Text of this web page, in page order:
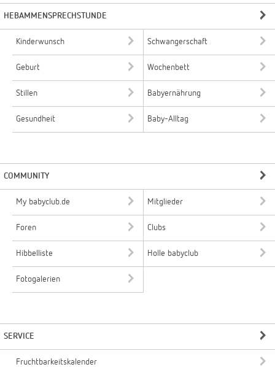
HEBAMMENSPRECHSTUNDE
Kinderwunsch Schwangerschaft
Geburt Wochenbett
Stillen Babyernährung
Gesundheit Baby-Alltag
COMMUNITY
My babyclub.de Mitglieder
Foren Clubs
Hibbelliste Holle babyclub
Fotogalerien
SERVICE
Fruchtbarkeitskalender